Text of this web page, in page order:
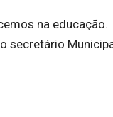
na educação.
secretário